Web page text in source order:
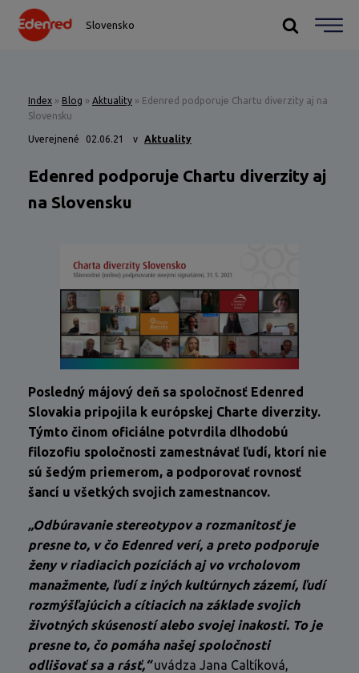
Slovensko
Index » Blog » Aktuality » Edenred podporuje Chartu diverzity aj na
Slovensku
Uverejnené 02.06.21 v Aktuality
Edenred podporuje Chartu diverzity aj
na Slovensku
Posledný májový deň sa spoločnosť Edenred
Slovakia pripojila k európskej Charte diverzity.
Týmto činom oficiálne potvrdila dlhodobú
filozofiu spoločnosti zamestnávať ľudí, ktorí nie
sú šedým priemerom, a podporovať rovnosť
šancí u všetkých svojich zamestnancov.
„Odbúravanie stereotypov a rozmanitosť je
presne to, v čo Edenred verí, a preto podporuje
ženy v riadiacich pozíciách aj vo vrcholovom
manažmente, ľudí z iných kultúrnych zázemí, ľudí
rozmýšľajúcich a cítiacich na základe svojich
životných skúseností alebo svojej inakosti. To je
presne to, čo pomáha našej spoločnosti
odlišovať sa a rásť,“uvádza Jana Caltíková,